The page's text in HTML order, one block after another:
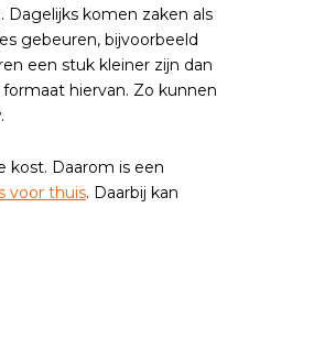
komen zaken als
gebeuren, bijvoorbeeld
een stuk kleiner zijn dan
hiervan. Zo kunnen
kost. Daarom is een
voor thuis. Daarbij kan